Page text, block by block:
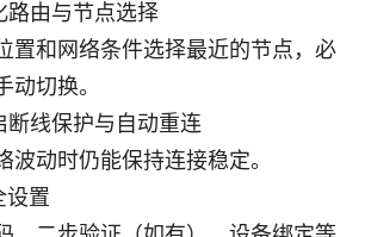
路由与节点选择
置和网络条件选择最近的节点，必
动切换。
断线保护与自动重连
波动时仍能保持连接稳定。
设置